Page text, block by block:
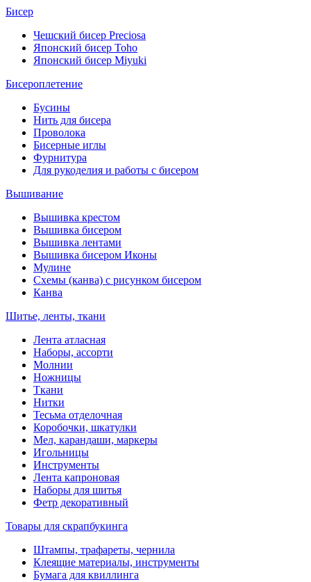
Бисер
Чешский бисер Preciosa
Японский бисер Toho
Японский бисер Miyuki
Бисероплетение
Бусины
Нить для бисера
Проволока
Бисерные иглы
Фурнитура
Для рукоделия и работы с бисером
Вышивание
Вышивка крестом
Вышивка бисером
Вышивка лентами
Вышивка бисером Иконы
Мулине
Схемы (канва) с рисунком бисером
Канва
Шитье, ленты, ткани
Лента атласная
Наборы, ассорти
Молнии
Ножницы
Ткани
Нитки
Тесьма отделочная
Коробочки, шкатулки
Мел, карандаши, маркеры
Игольницы
Инструменты
Лента капроновая
Наборы для шитья
Фетр декоративный
Товары для скрапбукинга
Штампы, трафареты, чернила
Клеящие материалы, инструменты
Бумага для квиллинга